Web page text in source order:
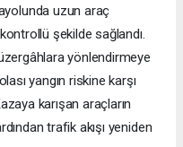
uzun araç
şekilde sağlandı.
yönlendirmeye
yangın riskine karşı
karışan araçların
trafik akışı yeniden